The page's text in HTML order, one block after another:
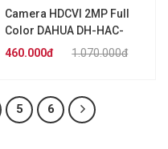
Camera HDCVI 2MP Full
Color DAHUA DH-HAC-
HFW1239CP-LED1.070.000đ
460.000đ
5 6